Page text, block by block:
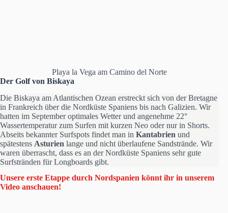
Playa la Vega am Camino del Norte
Der Golf von Biskaya
Die Biskaya am Atlantischen Ozean erstreckt sich von der Bretagne
in Frankreich über die Nordküste Spaniens bis nach Galizien. Wir
hatten im September optimales Wetter und angenehme 22°
Wassertemperatur zum Surfen mit kurzen Neo oder nur in Shorts.
Abseits bekannter Surfspots findet man in Kantabrien und
spätestens Asturien lange und nicht überlaufene Sandstrände. Wir
waren überrascht, dass es an der Nordküste Spaniens sehr gute
Surfstränden für Longboards gibt.
Unsere erste Etappe durch Nordspanien könnt ihr in unserem
Video anschauen!